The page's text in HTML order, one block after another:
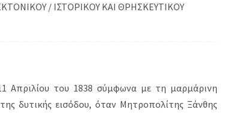
/ ΙΣΤΟΡΙΚΟΥ ΚΑΙ ΘΡΗΣΚΕΥΤΙΚΟΥ
Απριλίου του 1838 σύμφωνα με τη μαρμάρινη
δυτικής εισόδου, όταν Μητροπολίτης Ξάνθης